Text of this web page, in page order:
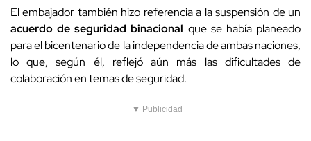
El embajador también hizo referencia a la suspensión de un
acuerdo de seguridad binacional que se había planeado
para el bicentenario de la independencia de ambas naciones,
lo que, según él, reflejó aún más las dificultades de
colaboración en temas de seguridad.
▼ Publicidad